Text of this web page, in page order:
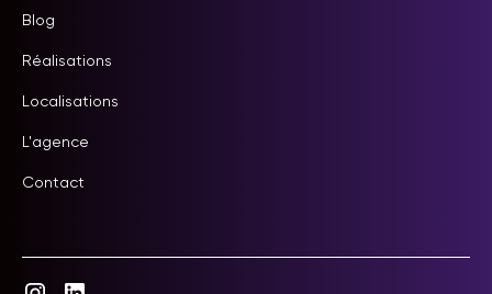
Blog
Réalisations
Localisations
L'agence
Contact